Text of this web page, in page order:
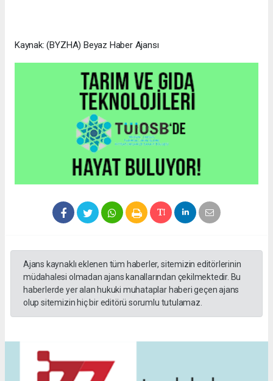
Kaynak: (BYZHA) Beyaz Haber Ajansı
Ajans kaynaklı eklenen tüm haberler, sitemizin editörlerinin
müdahalesi olmadan ajans kanallarından çekilmektedir. Bu
haberlerde yer alan hukuki muhataplar haberi geçen ajans
olup sitemizin hiç bir editörü sorumlu tutulamaz.